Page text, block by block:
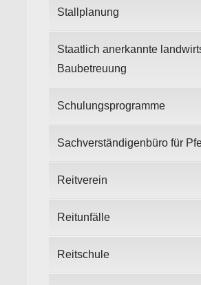
Stallplanung
Staatlich anerkannte
Baubetreuung
Schulungsprogramme
Sachverständigenbüro für
Reitverein
Reitunfälle
Reitschule